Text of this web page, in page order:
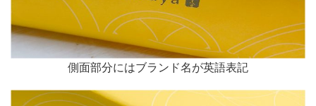
側面部分にはブランド名が英語表記